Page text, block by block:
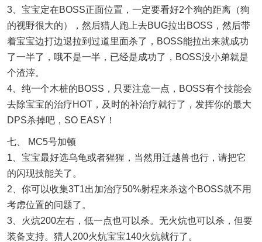
3、宝宝定在BOSS正面位置，一定要看好2个狗的距离（狗
的视野很大的），然后猎人跑上去BUG拉出BOSS，然后带
着宝宝边打边退拉到过道里面杀了，BOSS能拉出来就成功
了一半了，哦不是一半，已经是成功了，BOSS没小弟就是
个渣滓。
4、纯一个木桩的BOSS，只要注意一点，BOSS有个技能会
去除宝宝的治疗HOT，及时的补治疗就行了，发挥你的最大
DPS杀掉吧，SO EASY！
七、 MC5号加顿
1、宝宝最好选乌龟或者猩猩，当然用迁越兽也行，请把它
的闪现技能关了。
2、你可以收集3T1出加治疗50%射程来杀这个BOSS就不用
考虑位置的问题了。
3、火炕200左右，低一点也可以杀。无火炕也可以杀，但要
装备支持。猎人200火炕宝宝140火炕就行了。